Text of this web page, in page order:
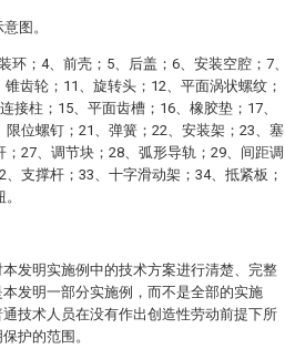
图。
环；4、前壳；5、后盖；6、安装空腔；7、
齿轮；11、旋转头；12、平面涡状螺纹；
接柱；15、平面齿槽；16、橡胶垫；17、
位螺钉；21、弹簧；22、安装架；23、塞
27、调节块；28、弧形导轨；29、间距调
支撑杆；33、十字滑动架；34、抵紧板；
发明实施例中的技术方案进行清楚、完整
发明一部分实施例，而不是全部的实施
技术人员在没有作出创造性劳动前提下所
护的范围。